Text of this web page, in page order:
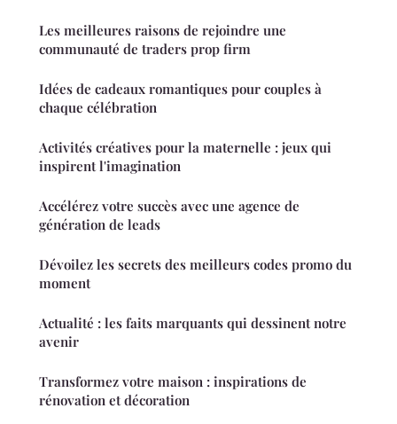
Les meilleures raisons de rejoindre une
communauté de traders prop firm
Idées de cadeaux romantiques pour couples à
chaque célébration
Activités créatives pour la maternelle : jeux qui
inspirent l'imagination
Accélérez votre succès avec une agence de
génération de leads
Dévoilez les secrets des meilleurs codes promo du
moment
Actualité : les faits marquants qui dessinent notre
avenir
Transformez votre maison : inspirations de
rénovation et décoration